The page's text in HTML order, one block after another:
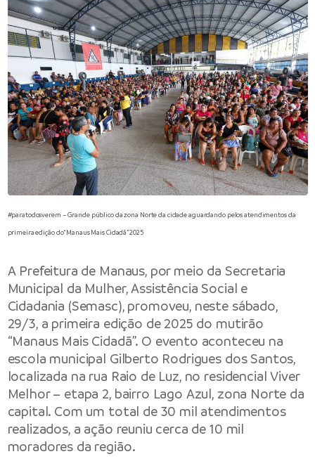
#paratodosverem – Grande público da zona Norte da cidade aguardando pelos atendimentos da
primeira edição do “Manaus Mais Cidadã” 2025
A Prefeitura de Manaus, por meio da Secretaria
Municipal da Mulher, Assistência Social e
Cidadania (Semasc), promoveu, neste sábado,
29/3, a primeira edição de 2025 do mutirão
“Manaus Mais Cidadã”. O evento aconteceu na
escola municipal Gilberto Rodrigues dos Santos,
localizada na rua Raio de Luz, no residencial Viver
Melhor – etapa 2, bairro Lago Azul, zona Norte da
capital. Com um total de 30 mil atendimentos
realizados, a ação reuniu cerca de 10 mil
moradores da região.